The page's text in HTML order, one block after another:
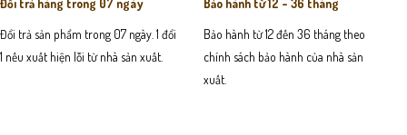
Đổi trả sản phẩm trong 07 ngày. 1 đổi
1 nếu xuất hiện lỗi từ nhà sản xuất.
Bảo hành từ 12 đến 36 tháng theo
chính sách bảo hành của nhà sản
xuất.